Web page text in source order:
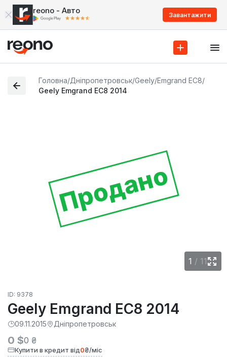
reono - Авто Завантажити
Головна/Дніпропетровськ/Geely/Emgrand EC8/
Geely Emgrand EC8 2014
Продано
1 / 11
ID: 9378
Geely Emgrand EC8 2014
09.11.2015 Дніпропетровськ
0 $0 ₴
Купити в кредит від0₴/міс